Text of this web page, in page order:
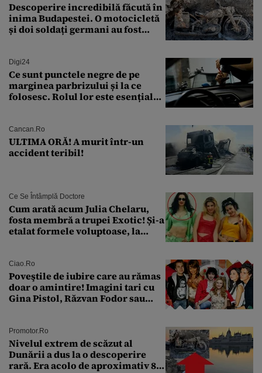
Descoperire incredibilă făcută în
inima Budapestei. O motocicletă
și doi soldați germani au fost
Digi24
Ce sunt punctele negre de pe
marginea parbrizului și la ce
folosesc. Rolul lor este esențial
Cancan.ro
ULTIMA ORĂ! A murit într-un
accident teribil!
Ce Se Întâmplă Doctore
Cum arată acum Julia Chelaru,
fosta membră a trupei Exotic! Și-a
etalat formele voluptoase, la
Ciao.ro
Poveştile de iubire care au rămas
doar o amintire! Imagini tari cu
Gina Pistol, Răzvan Fodor sau
Promotor.ro
Nivelul extrem de scăzut al
Dunării a dus la o descoperire
rară. Era acolo de aproximativ 80